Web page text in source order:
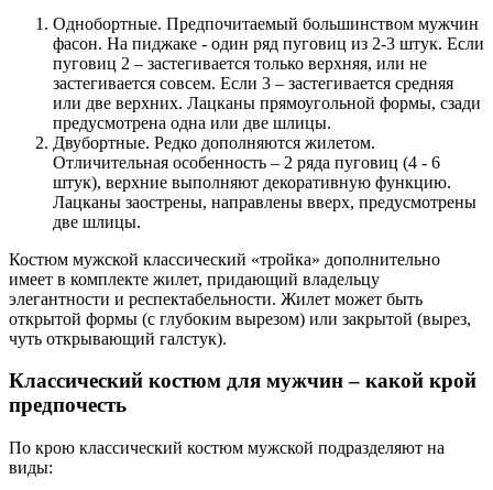
Однобортные. Предпочитаемый большинством мужчин
фасон. На пиджаке - один ряд пуговиц из 2-3 штук. Если
пуговиц 2 – застегивается только верхняя, или не
застегивается совсем. Если 3 – застегивается средняя
или две верхних. Лацканы прямоугольной формы, сзади
предусмотрена одна или две шлицы.
Двубортные. Редко дополняются жилетом.
Отличительная особенность – 2 ряда пуговиц (4 - 6
штук), верхние выполняют декоративную функцию.
Лацканы заострены, направлены вверх, предусмотрены
две шлицы.
Костюм мужской классический «тройка» дополнительно
имеет в комплекте жилет, придающий владельцу
элегантности и респектабельности. Жилет может быть
открытой формы (с глубоким вырезом) или закрытой (вырез,
чуть открывающий галстук).
Классический костюм для мужчин – какой крой
предпочесть
По крою классический костюм мужской подразделяют на
виды: